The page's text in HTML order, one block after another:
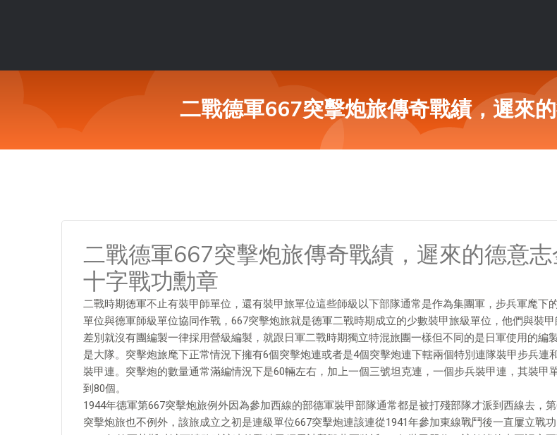
二戰德軍667突擊炮旅傳奇戰績，遲來
二戰德軍667突擊炮旅傳奇戰績，遲來的德意
十字戰功勳章
二戰時期德軍不止有裝甲師單位，還有裝甲旅單位這些師級以下部隊通常是作為集團軍，步兵軍麾下
單位與德軍師級單位協同作戰，667突擊炮旅就是德軍二戰時期成立的少數裝甲旅級單位，他們與裝甲
差別就沒有團編製一律採用營級編製，就跟日軍二戰時期獨立特混旅團一樣但不同的是日軍使用的編
是大隊。突擊炮旅麾下正常情況下擁有6個突擊炮連或者是4個突擊炮連下轄兩個特別連隊裝甲步兵連
裝甲連。突擊炮的數量通常滿編情況下是60輛左右，加上一個三號坦克連，一個步兵裝甲連，其裝甲
到80個。
1944年德軍第667突擊炮旅例外因為參加西線的部德軍裝甲部隊通常都是被打殘部隊才派到西線去，
突擊炮旅也不例外，該旅成立之初是連級單位667突擊炮連該連從1941年參加東線戰鬥後一直屢立戰功